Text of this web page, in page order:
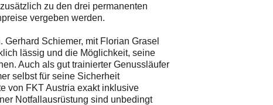
zu den drei permanenten
vergeben werden.
Schiemer, mit Florian Grasel
lässig und die Möglichkeit, seine
Auch als gut trainierter Genussläufer
selbst für seine Sicherheit
von FKT Austria exakt inklusive
Notfallausrüstung sind unbedingt